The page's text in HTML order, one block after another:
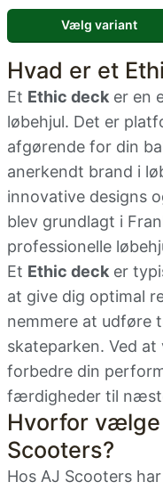
Vælg variant
Hvad er et
Et Ethic deck er en
løbehjul. Det er
afgørende for din
anerkendt brand i
innovative designs
blev grundlagt i
professionelle
Et Ethic deck er
at give dig optimal
nemmere at udføre
skateparken. Ved
forbedre din
færdigheder til
Hvorfor vælge
Scooters?
Hos AJ Scooters